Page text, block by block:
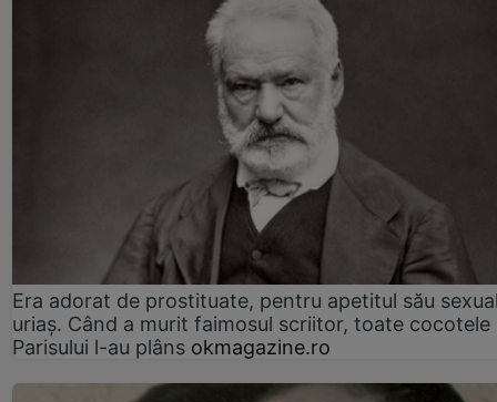
Era adorat de prostituate, pentru apetitul său
uriaș. Când a murit faimosul scriitor, toate cocotele
Parisului l-au plâns okmagazine.ro